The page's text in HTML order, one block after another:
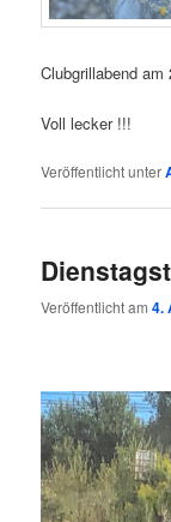
Clubgrillabend am
Voll lecker !!!
Veröffentlicht unter
Veröffentlicht am4.